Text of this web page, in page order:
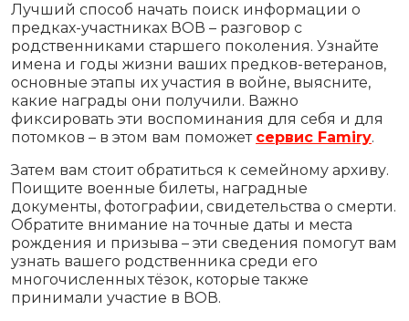
Лучший способ начать поиск информации о
предках-участниках ВОВ – разговор с
родственниками старшего поколения. Узнайте
имена и годы жизни ваших предков-ветеранов,
основные этапы их участия в войне, выясните,
какие награды они получили. Важно
фиксировать эти воспоминания для себя и для
потомков – в этом вам поможет сервис Famiry.
Затем вам стоит обратиться к семейному архиву.
Поищите военные билеты, наградные
документы, фотографии, свидетельства о смерти.
Обратите внимание на точные даты и места
рождения и призыва – эти сведения помогут вам
узнать вашего родственника среди его
многочисленных тёзок, которые также
принимали участие в ВОВ.